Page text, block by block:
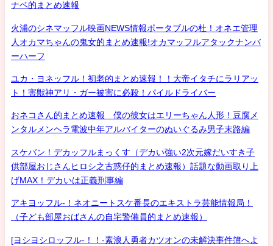
ナベ的まとめ速報
火浦のシネマッフル映画NEWS情報ポータブルの杜！オネエ管理
人オカマちゃんの鬼女的まとめ速報!オカマッフルアタックナンバ
ーハーフ
ユカ・ヨネッフル！初老的まとめ速報！！大帝イタチにラリアッ
ト！害獣神アリ・ガー被害に必殺！パイルドライバー
おネコさん的まとめ速報 僕の彼女はエリーちゃん人形！豆腐メ
ンタルメンヘラ電波中年アルバイターのぬいぐるみ男子末路編
スケバン！デカッフルまっくす（デカい強い2次元嫁だいすき子
供部屋おじさんヒロシ之古惑仔的まとめ速報）話題な動画取り上
げMAX！デカいは正義刑事編
アキヨッフル-！ネオニートスケ番長のエキストラ芸能情報局！
（子ども部屋おばさんの自宅警備員的まとめ速報）
[ヨシヨシロッフル-！！-素浪人勇者カツオンの未解決事件簿へよ